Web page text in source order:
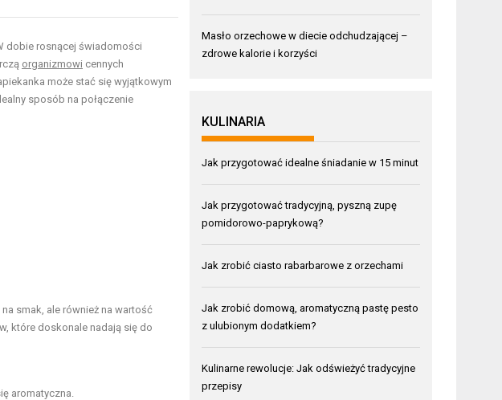
dobie rosnącej świadomości
organizmowi cennych
może stać się wyjątkowym
sposób na połączenie
smak, ale również na wartość
które doskonale nadają się do
aromatyczna.
Masło orzechowe w diecie odchudzającej –
zdrowe kalorie i korzyści
KULINARIA
Jak przygotować idealne śniadanie w 15 minut
Jak przygotować tradycyjną, pyszną zupę
pomidorowo-paprykową?
Jak zrobić ciasto rabarbarowe z orzechami
Jak zrobić domową, aromatyczną pastę pesto
z ulubionym dodatkiem?
Kulinarne rewolucje: Jak odświeżyć tradycyjne
przepisy